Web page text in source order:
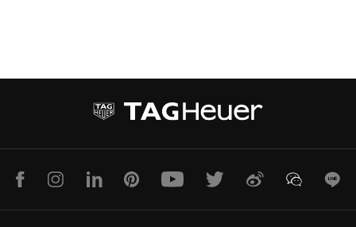
FacebookInstagramLinkedInPinterest Youtube Twitter Weibo WeChat